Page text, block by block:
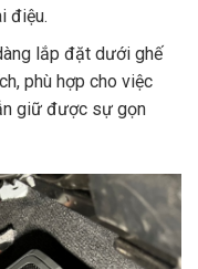
điệu.
lắp đặt dưới ghế
phù hợp cho việc
giữ được sự gọn